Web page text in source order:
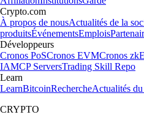
Crypto.com
À propos de nousActualités de la
produitsÉvénementsEmplois
Développeurs
Cronos PoSCronos EVMCronos
IAMCP ServersTrading Skill Repo
Learn
LearnBitcoinRechercheActualités
CRYPTO